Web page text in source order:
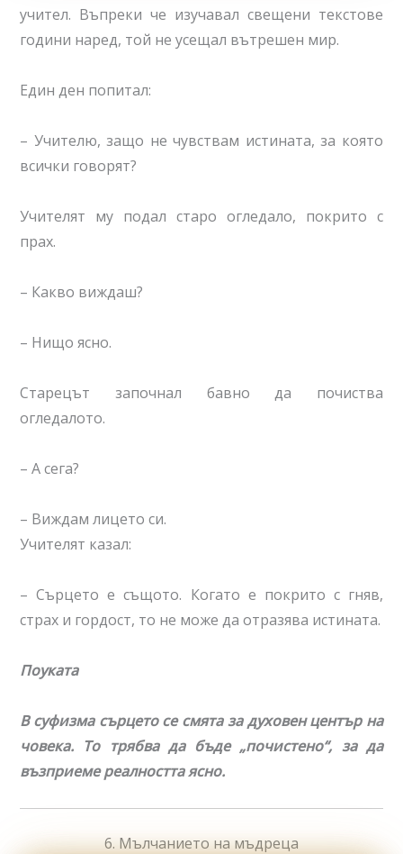
учител. Въпреки че изучавал свещени текстове
години наред, той не усещал вътрешен мир.
Един ден попитал:
– Учителю, защо не чувствам истината, за която
всички говорят?
Учителят му подал старо огледало, покрито с
прах.
– Какво виждаш?
– Нищо ясно.
Старецът започнал бавно да почиства
огледалото.
– А сега?
– Виждам лицето си.
Учителят казал:
– Сърцето е същото. Когато е покрито с гняв,
страх и гордост, то не може да отразява истината.
Поуката
В суфизма сърцето се смята за духовен център на
човека. То трябва да бъде „почистено“, за да
възприеме реалността ясно.
6. Мълчанието на мъдреца